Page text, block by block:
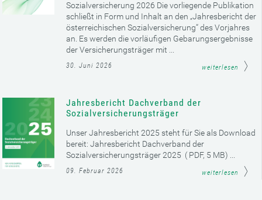
Sozialversicherung 2026 Die vorliegende Publikation
schließt in Form und Inhalt an den „Jahresbericht der
österreichischen Sozialversicherung“ des Vorjahres
an. Es werden die vorläufigen Gebarungsergebnisse
der Versicherungsträger mit ...
30. Juni 2026 weiterlesen
Jahresbericht Dachverband der
Sozialversicherungsträger
Unser Jahresbericht 2025 steht für Sie als Download
bereit: Jahresbericht Dachverband der
Sozialversicherungsträger 2025 ( PDF, 5 MB) ...
09. Februar 2026 weiterlesen